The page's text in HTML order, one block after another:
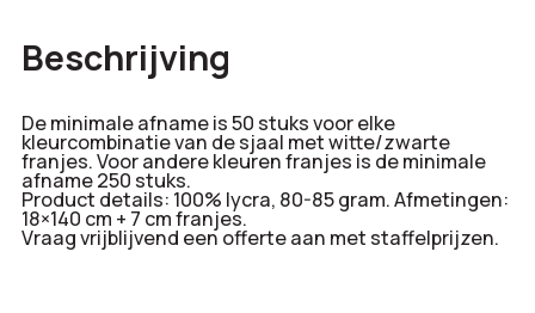
totaal:
Beschrijving
De minimale afname is 50 stuks voor elke
kleurcombinatie van de sjaal met witte/zwarte
franjes. Voor andere kleuren franjes is de minimale
afname 250 stuks.
Product details: 100% lycra, 80-85 gram. Afmetingen:
18×140 cm + 7 cm franjes.
Vraag vrijblijvend een offerte aan met staffelprijzen.